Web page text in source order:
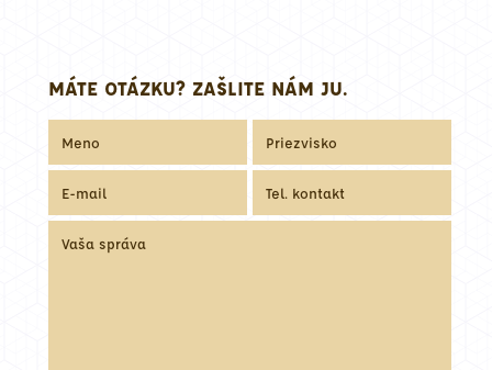
MÁTE OTÁZKU? ZAŠLITE NÁM JU.